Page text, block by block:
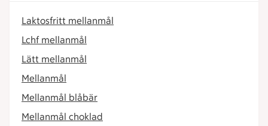
Laktosfritt mellanmål
Lchf mellanmål
Lätt mellanmål
Mellanmål
Mellanmål blåbär
Mellanmål choklad